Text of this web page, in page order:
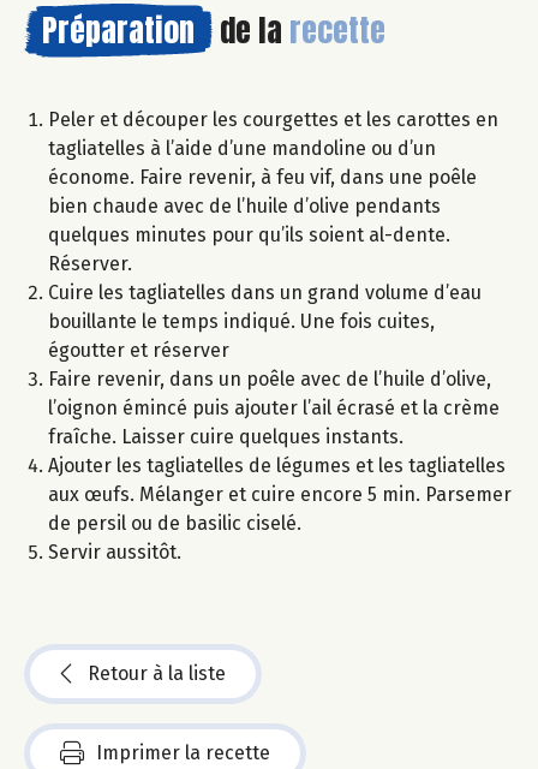
Préparation de la recette
Peler et découper les courgettes et les carottes en
tagliatelles à l’aide d’une mandoline ou d’un
économe. Faire revenir, à feu vif, dans une poêle
bien chaude avec de l’huile d’olive pendants
quelques minutes pour qu’ils soient al-dente.
Réserver.
Cuire les tagliatelles dans un grand volume d’eau
bouillante le temps indiqué. Une fois cuites,
égoutter et réserver
Faire revenir, dans un poêle avec de l’huile d’olive,
l’oignon émincé puis ajouter l’ail écrasé et la crème
fraîche. Laisser cuire quelques instants.
Ajouter les tagliatelles de légumes et les tagliatelles
aux œufs. Mélanger et cuire encore 5 min. Parsemer
de persil ou de basilic ciselé.
Servir aussitôt.
Retour à la liste
Imprimer la recette